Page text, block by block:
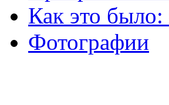
Как это
Фотографии